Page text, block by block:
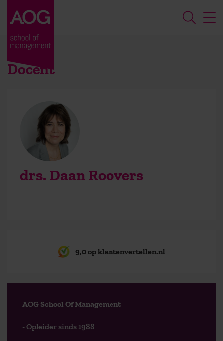
Docent
drs. Daan Roovers
9,0 op klantenvertellen.nl
AOG School Of Management
- Opleider sinds 1988